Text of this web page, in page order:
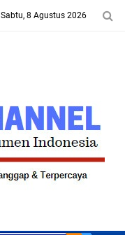
Sabtu, 8 Agustus 2026